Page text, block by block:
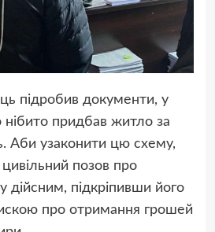
підробив документи, у
нібито придбав житло за
Аби узаконити цю схему,
позов про
дійсним, підкріпивши його
про отримання грошей